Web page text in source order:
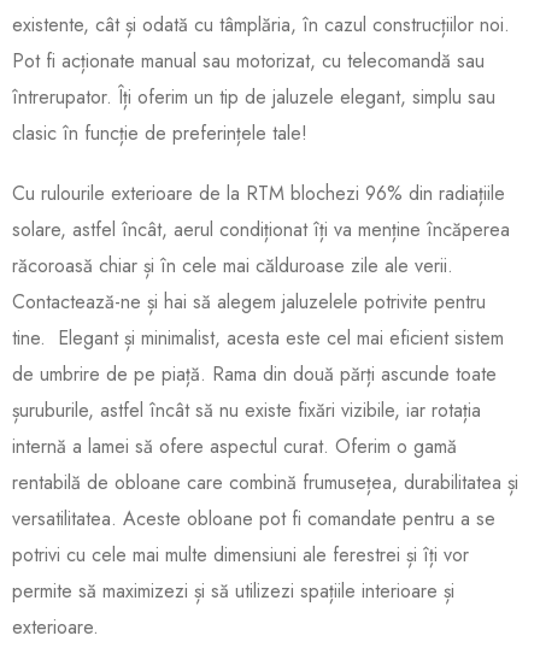
existente, cât și odată cu tâmplăria, în cazul construcțiilor noi.
Pot fi acționate manual sau motorizat, cu telecomandă sau
întrerupator. Îți oferim un tip de jaluzele elegant, simplu sau
clasic în funcție de preferințele tale!
Cu rulourile exterioare de la RTM blochezi 96% din radiațiile
solare, astfel încât, aerul condiționat îți va menține încăperea
răcoroasă chiar și în cele mai călduroase zile ale verii.
Contactează-ne și hai să alegem jaluzelele potrivite pentru
tine. Elegant și minimalist, acesta este cel mai eficient sistem
de umbrire de pe piață. Rama din două părți ascunde toate
șuruburile, astfel încât să nu existe fixări vizibile, iar rotația
internă a lamei să ofere aspectul curat. Oferim o gamă
rentabilă de obloane care combină frumusețea, durabilitatea și
versatilitatea. Aceste obloane pot fi comandate pentru a se
potrivi cu cele mai multe dimensiuni ale ferestrei și îți vor
permite să maximizezi și să utilizezi spațiile interioare și
exterioare.